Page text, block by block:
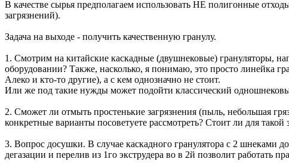
В качестве сырья предполагаем использовать НЕ полигонные
загрязнений).
Задача на выходе - получить качественную гранулу.
1. Смотрим на китайские каскадные (двушнековые) грануляторы,
оборудовании? Также, насколько, я понимаю, это просто линейка
Алеко и кто-то другие), а с кем однозначно не стоит.
Или же под такие нужды может подойти классический
2. Сможет ли отмыть простенькие загрязнения (пыль, небольшая
конкретные варианты посоветуете рассмотреть? Стоит ли для
3. Вопрос досушки. В случае каскадного гранулятора с 2 шнеками
дегазации и перелив из 1го экструдера во в 2й позволит работать